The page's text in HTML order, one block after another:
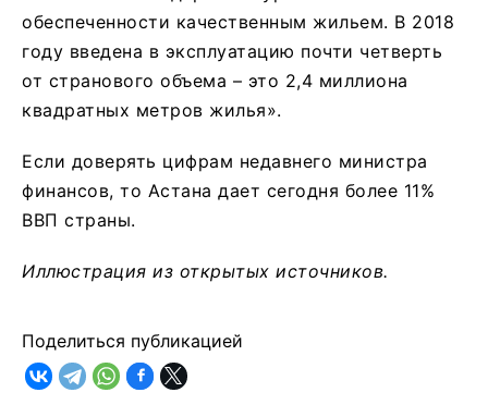
обеспеченности качественным жильем. В 2018
году введена в эксплуатацию почти четверть
от странового объема – это 2,4 миллиона
квадратных метров жилья».
Если доверять цифрам недавнего министра
финансов, то Астана дает сегодня более 11%
ВВП страны.
Иллюстрация из открытых источников.
Поделиться публикацией